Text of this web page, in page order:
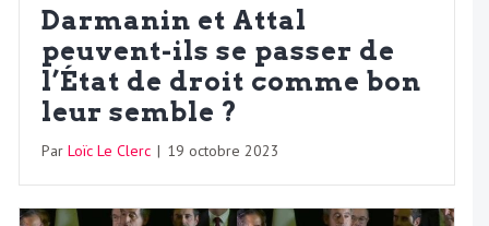
Darmanin et Attal
peuvent-ils se passer de
l’État de droit comme bon
leur semble ?
Par Loïc Le Clerc | 19 octobre 2023